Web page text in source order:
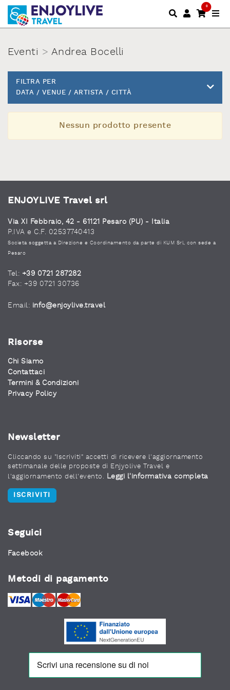
0
Eventi > Andrea Bocelli
FILTRA PER
DATA / VENUE / ARTISTA / CITTÀ
Nessun prodotto presente
ENJOYLIVE Travel srl
Via XI Febbraio, 42 - 61121 Pesaro (PU) - Italia
P.IVA e C.F. 02537740413
Società soggetta a Direzione e Coordinamento da parte di KUM Srl, con sede a
Pesaro
Tel: +39 0721 287282
Fax: +39 0721 30736
Email: info@enjoylive.travel
Risorse
Chi Siamo
Contattaci
Termini & Condizioni
Privacy Policy
Newsletter
Cliccando su "Iscriviti" accetti di ricevere l'aggiornamento
settimanale delle proposte di Enjyolive Travel e
l'aggiornamento dell'evento.
Leggi l'informativa completa
ISCRIVITI
Seguici
Facebook
Metodi di pagamento